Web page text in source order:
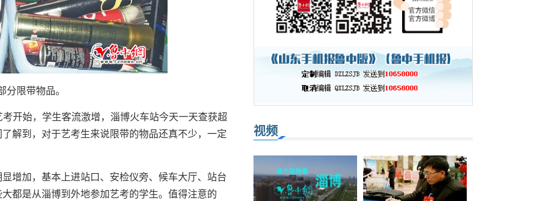
限带物品。
考开始，学生客流激增，淄博火车站今天一天查获超
解到，对于艺考生来说限带的物品还真不少，一定
加，基本上进站口、安检仪旁、候车大厅、站台
都是从淄博到外地参加艺考的学生。值得注意的
视频